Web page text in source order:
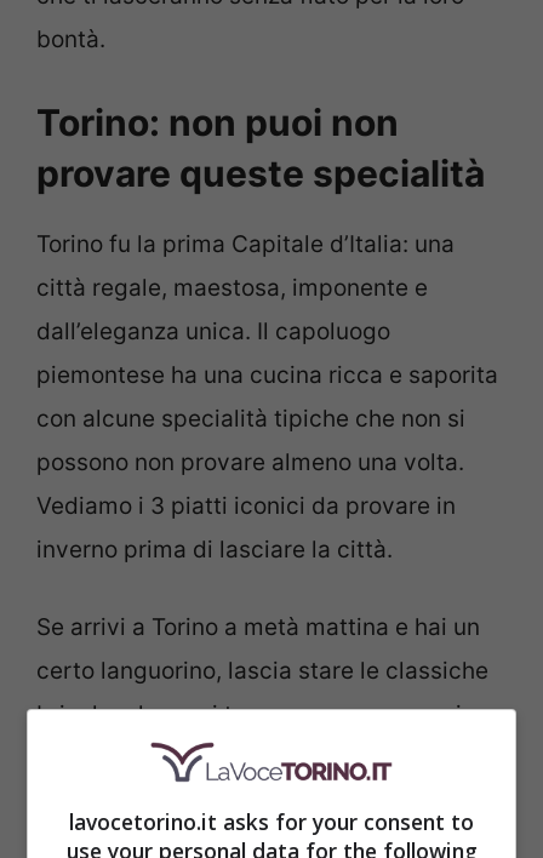
bontà.
Torino: non puoi non
provare queste specialità
Torino fu la prima Capitale d’Italia: una
città regale, maestosa, imponente e
dall’eleganza unica. Il capoluogo
piemontese ha una cucina ricca e saporita
con alcune specialità tipiche che non si
possono non provare almeno una volta.
Vediamo i 3 piatti iconici da provare in
inverno prima di lasciare la città.
Se arrivi a Torino a metà mattina e hai un
certo languorino, lascia stare le classiche
brioche che puoi trovare ovunque e vai
subito in uno dei locali storici della città
l'”intermezzo” preferito del poeta Gabriele
lavocetorino.it asks for your consent to
use your personal data for the following